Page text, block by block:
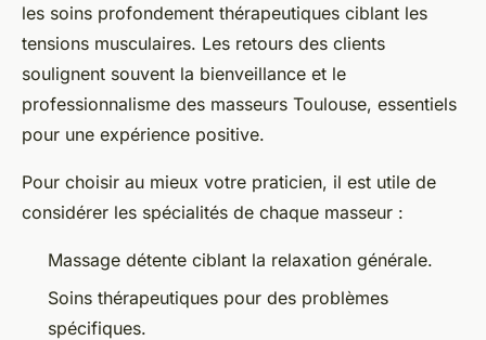
les soins profondement thérapeutiques ciblant les
tensions musculaires. Les retours des clients
soulignent souvent la bienveillance et le
professionnalisme des masseurs Toulouse, essentiels
pour une expérience positive.
Pour choisir au mieux votre praticien, il est utile de
considérer les spécialités de chaque masseur :
Massage détente ciblant la relaxation générale.
Soins thérapeutiques pour des problèmes
spécifiques.